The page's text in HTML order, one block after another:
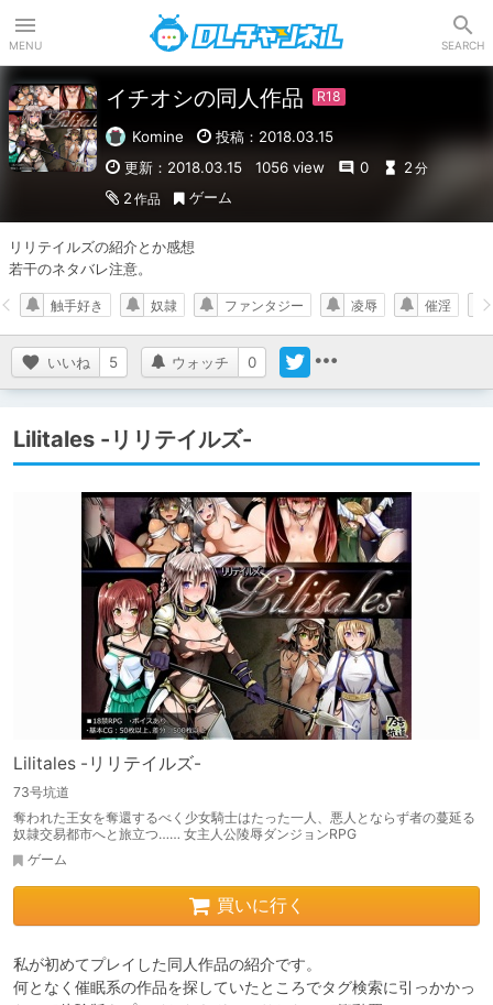
MENU SEARCH
イチオシの同人作品
Komine
投稿：2018.03.15
更新：2018.03.15
1056 view 0 2 分
2 作品 ゲーム
リリテイルズの紹介とか感想
若干のネタバレ注意。
いいね 5 ウォッチ 0
触手好き 奴隷 ファンタジー 凌辱 催淫
Lilitales -リリテイルズ-
Lilitales -リリテイルズ-
73号坑道
奪われた王女を奪還するべく少女騎士はたった一人、悪人とならず者の蔓延る
奴隷交易都市へと旅立つ…… 女主人公陵辱ダンジョンRPG
ゲーム
買いに行く
私が初めてプレイした同人作品の紹介です。
何となく催眠系の作品を探していたところでタグ検索に引っかかっ